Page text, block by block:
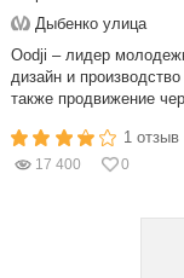
Дыбенко улица
Oodji – лидер
дизайн и
также продвижение
1 отзыв
17 400 0